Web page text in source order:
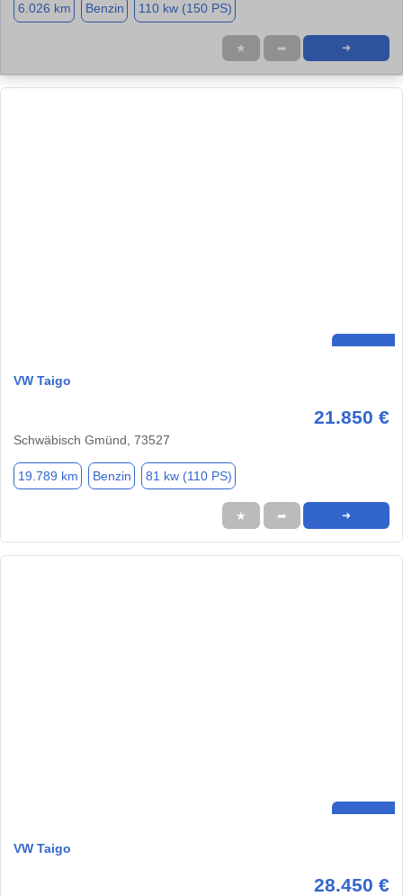
6.026 km Benzin 110 kw (150 PS)
★ ➦ ➜
VW Taigo
21.850 €
Schwäbisch Gmünd, 73527
19.789 km Benzin 81 kw (110 PS)
★ ➦ ➜
VW Taigo
28.450 €